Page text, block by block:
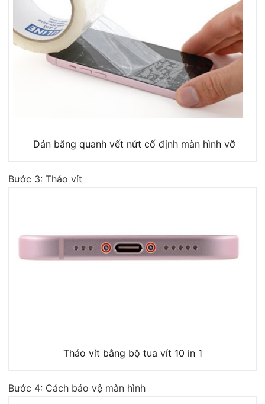
Dán băng quanh vết nứt cố định màn hình vỡ
Bước 3: Tháo vít
Tháo vít bằng bộ tua vít 10 in 1
Bước 4: Cách bảo vệ màn hình